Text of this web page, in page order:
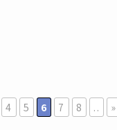
4 5 6 7 8 .. »